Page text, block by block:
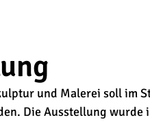
und Malerei soll im
Die Ausstellung wurde